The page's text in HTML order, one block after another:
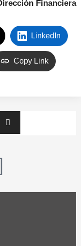
Financiera
LinkedIn
Copy Link